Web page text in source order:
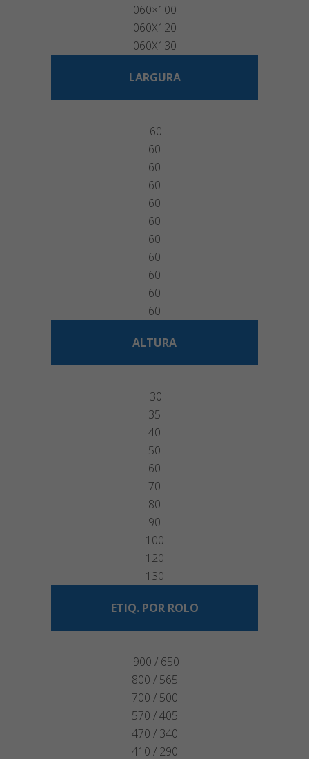
060×100
060X120
060X130
LARGURA
60
60
60
60
60
60
60
60
60
60
60
ALTURA
30
35
40
50
60
70
80
90
100
120
130
ETIQ. POR ROLO
900 / 650
800 / 565
700 / 500
570 / 405
470 / 340
410 / 290